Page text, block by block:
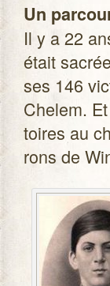
Un
Il y a 22
était
ses 146
Che­lem.
toires au
rons de